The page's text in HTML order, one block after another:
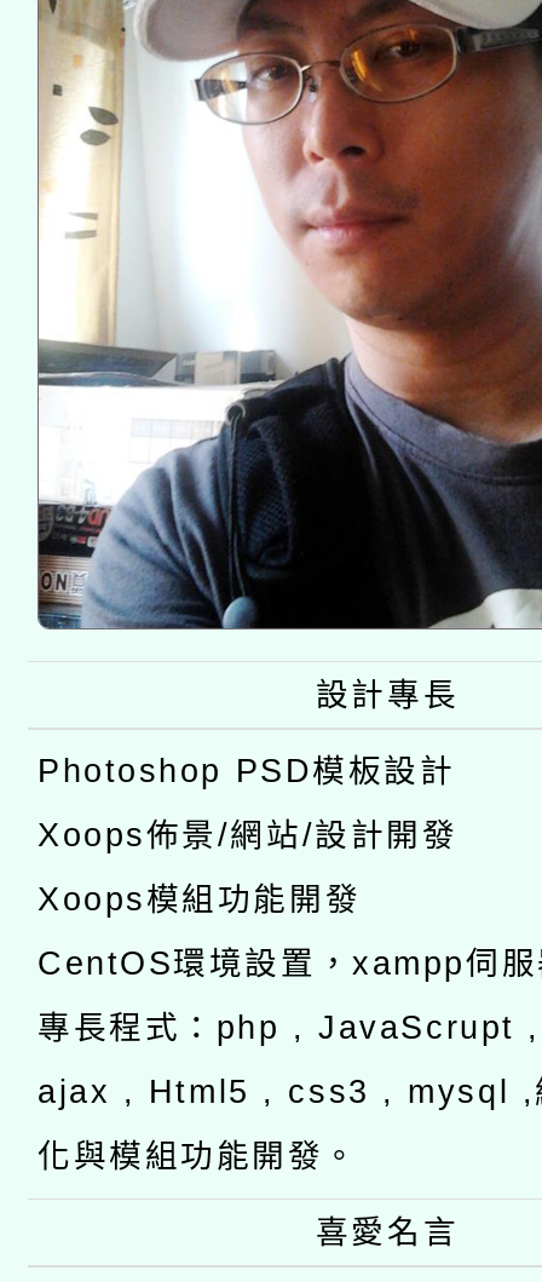
設計專長
Photoshop PSD模板設計
Xoops佈景/網站/設計開發
Xoops模組功能開發
CentOS環境設置，xampp伺
專長程式：php , JavaScrupt
ajax , Html5 , css3 , mysql ,
化與模組功能開發。
喜愛名言